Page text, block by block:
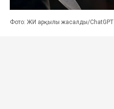
Фото: ЖИ арқылы жасалды/ChatGPT